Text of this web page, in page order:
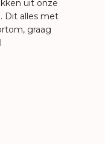
uit onze
Dit alles met
graag